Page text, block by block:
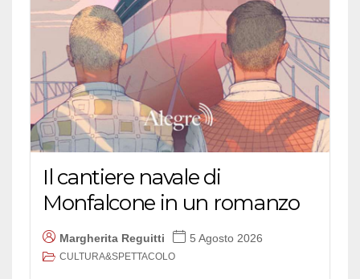
Il cantiere navale di
Monfalcone in un romanzo
Margherita Reguitti 5 Agosto 2026
CULTURA&SPETTACOLO